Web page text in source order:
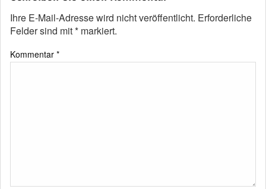
Ihre E-Mail-Adresse wird nicht veröffentlicht. Erforderliche
Felder sind mit* markiert.
Kommentar *